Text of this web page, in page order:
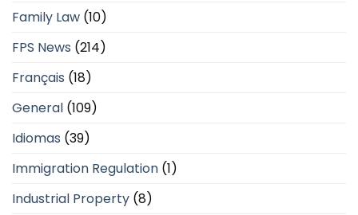
Family Law (10)
FPS News (214)
Français (18)
General (109)
Idiomas (39)
Immigration Regulation (1)
Industrial Property (8)